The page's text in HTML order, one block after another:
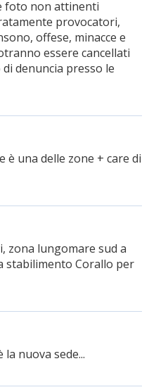
foto non attinenti
provocatori,
offese, minacce e
essere cancellati
denuncia presso le
è una delle zone + care di
zona lungomare sud a
stabilimento Corallo per
la nuova sede...